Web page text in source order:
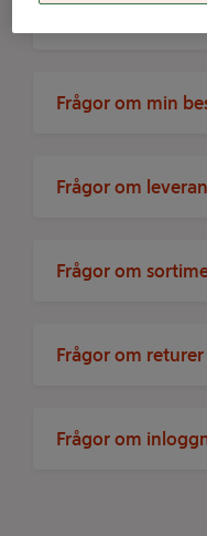
Frågor om min
Frågor om
Frågor om
Frågor om
Frågor om